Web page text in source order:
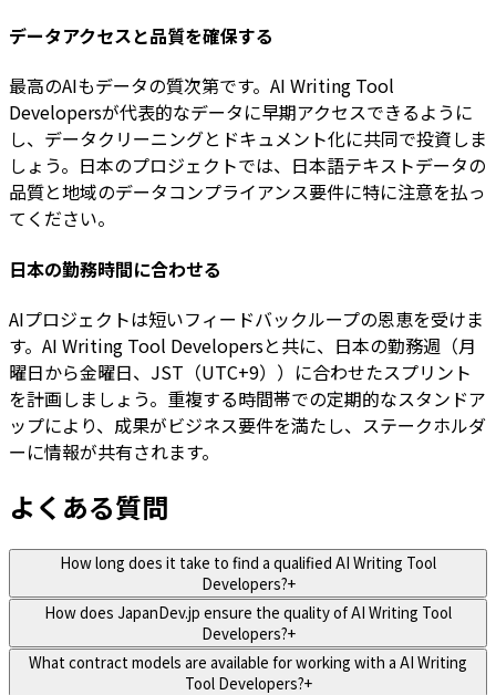
データアクセスと品質を確保する
最高のAIもデータの質次第です。AI Writing Tool
Developersが代表的なデータに早期アクセスできるように
し、データクリーニングとドキュメント化に共同で投資しま
しょう。日本のプロジェクトでは、日本語テキストデータの
品質と地域のデータコンプライアンス要件に特に注意を払っ
てください。
日本の勤務時間に合わせる
AIプロジェクトは短いフィードバックループの恩恵を受けま
す。AI Writing Tool Developersと共に、日本の勤務週（月
曜日から金曜日、JST（UTC+9））に合わせたスプリント
を計画しましょう。重複する時間帯での定期的なスタンドア
ップにより、成果がビジネス要件を満たし、ステークホルダ
ーに情報が共有されます。
よくある質問
How long does it take to find a qualified AI Writing Tool
Developers?+
How does JapanDev.jp ensure the quality of AI Writing Tool
Developers?+
What contract models are available for working with a AI Writing
Tool Developers?+